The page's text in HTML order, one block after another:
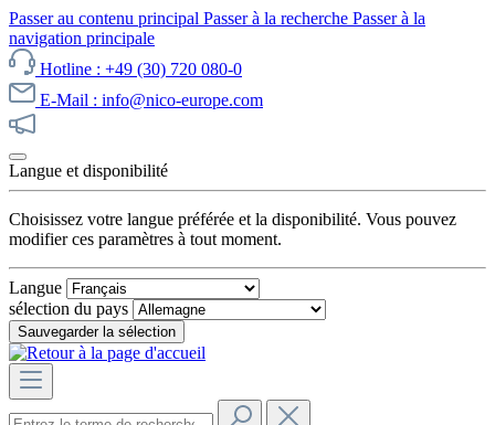
Passer au contenu principal Passer à la recherche Passer à la
navigation principale
Hotline : +49 (30) 720 080-0
E-Mail : info@nico-europe.com
Langue et disponibilité
Choisissez votre langue préférée et la disponibilité. Vous pouvez
modifier ces paramètres à tout moment.
Langue
sélection du pays
Sauvegarder la sélection